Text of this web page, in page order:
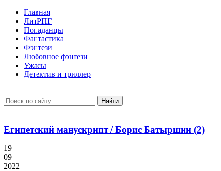
Главная
ЛитРПГ
Попаданцы
Фантастика
Фэнтези
Любовное фэнтези
Ужасы
Детектив и триллер
Найти
Египетский манускрипт / Борис Батыршин (2)
19
09
2022